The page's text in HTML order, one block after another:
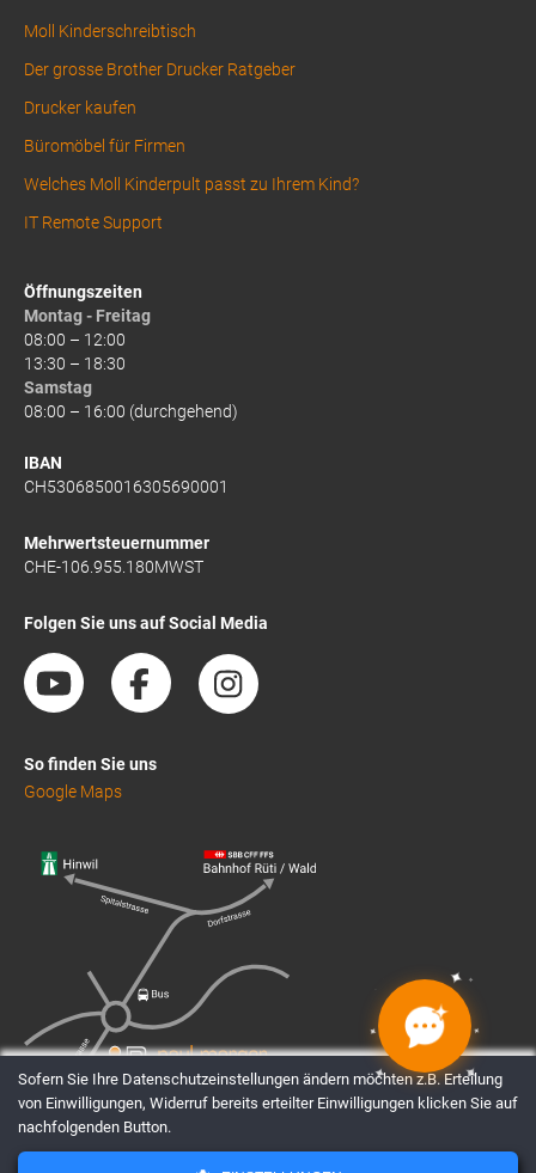
Moll Kinderschreibtisch
Der grosse Brother Drucker Ratgeber
Drucker kaufen
Büromöbel für Firmen
Welches Moll Kinderpult passt zu Ihrem Kind?
IT Remote Support
Öffnungszeiten
Montag - Freitag
08:00 – 12:00
13:30 – 18:30
Samstag
08:00 – 16:00 (durchgehend)
IBAN
CH5306850016305690001
Mehrwertsteuernummer
CHE-106.955.180MWST
Folgen Sie uns auf Social Media
So finden Sie uns
Google Maps
✦
✦
✦
✦
✦
✦
Sofern Sie Ihre Datenschutzeinstellungen ändern möchten z.B. Erteilung
von Einwilligungen, Widerruf bereits erteilter Einwilligungen klicken Sie auf
nachfolgenden Button.